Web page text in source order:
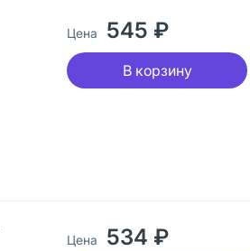
Цена 545 ₽
В корзину
Цена 534 ₽